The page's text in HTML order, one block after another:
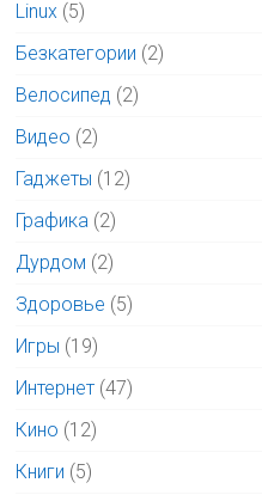
Linux (5)
Безкатегории (2)
Велосипед (2)
Видео (2)
Гаджеты (12)
Графика (2)
Дурдом (2)
Здоровье (5)
Игры (19)
Интернет (47)
Кино (12)
Книги (5)